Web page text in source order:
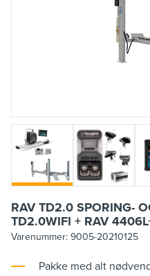
RAV TD2.0 SPORING-
TD2.0WIFI + RAV
Varenummer: 9005-20210125
Pakke med alt